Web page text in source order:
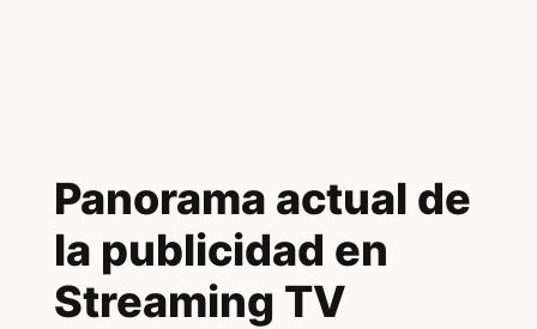
Panorama actual de
la publicidad en
Streaming TV